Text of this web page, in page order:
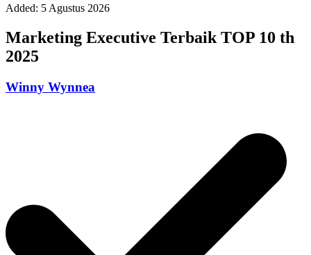
Added: 5 Agustus 2026
Marketing Executive Terbaik TOP 10 th
2025
Winny Wynnea